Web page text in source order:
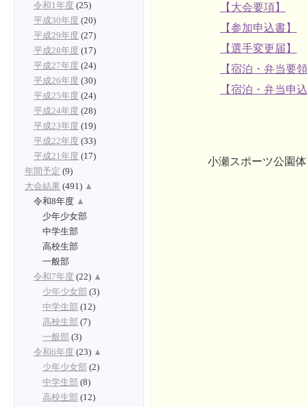
【大会要項】
【参加申込書】
【選手変更届】
【宿泊・弁当要
【宿泊・弁当申
小瀬スポーツ公園
令和1年度 (25)
平成30年度 (20)
平成29年度 (27)
平成28年度 (17)
平成27年度 (24)
平成26年度 (30)
平成25年度 (24)
平成24年度 (28)
平成23年度 (19)
平成22年度 (33)
平成21年度 (17)
年間予定 (9)
大会結果 (491) ▲
令和8年度 ▲
少年少女部
中学生部
高校生部
一般部
令和7年度 (22) ▲
少年少女部 (3)
中学生部 (12)
高校生部 (7)
一般部 (3)
令和6年度 (23) ▲
少年少女部 (2)
中学生部 (8)
高校生部 (12)